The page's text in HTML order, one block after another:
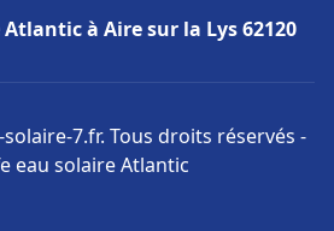
à Aire sur la Lys 62120
7.fr. Tous droits réservés -
eau solaire Atlantic